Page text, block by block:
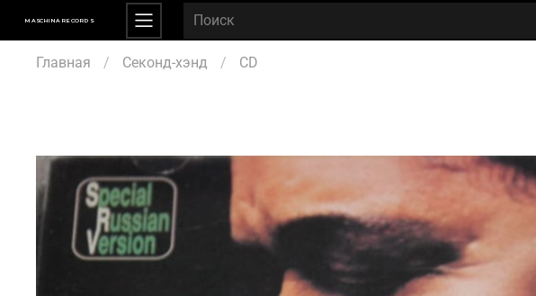
MASCHINA RECORDS
Главная
Секонд-хэнд CD